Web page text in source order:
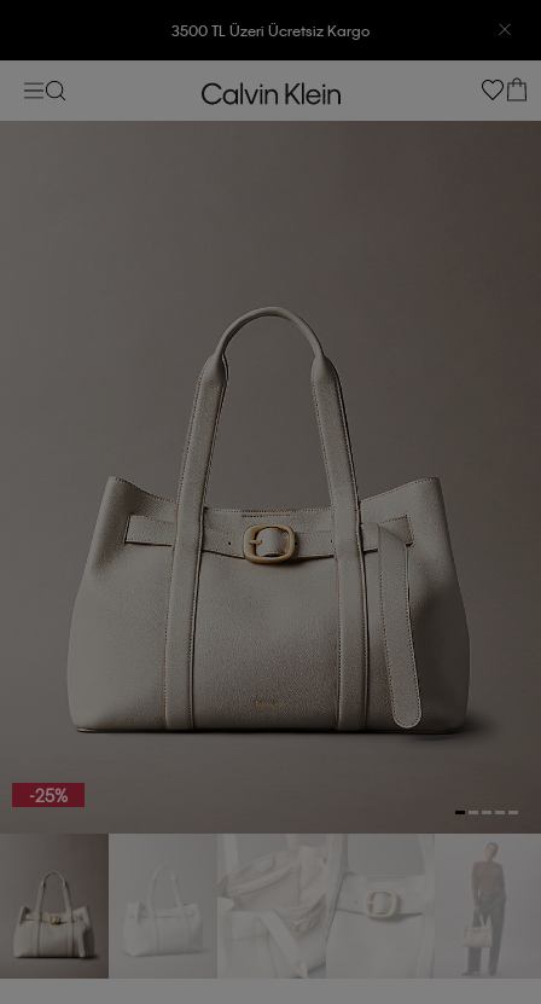
3500 TL Üzeri Ücretsiz Kargo
7500 TL Ve Üzeri Alışverişlerinizde 6 Taksit İmkanı
-25%